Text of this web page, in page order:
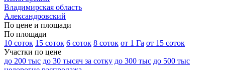
Владимирская область
Александровский
По цене и площади
По площади
10 соток 15 соток 6 соток 8 соток от 1 Га от 15 соток
Участки по цене
до 200 тыс до 30 тысяч за сотку до 300 тыс до 500 тыс